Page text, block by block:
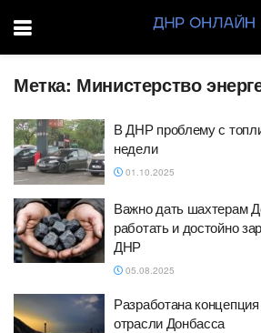
Метка: Министерство
‎В ДНР проблему с
недели
01.10.2025
Важно дать шахтерам
работать и достойно
ДНР
05.08.2025
Разработана
отрасли Донбасса